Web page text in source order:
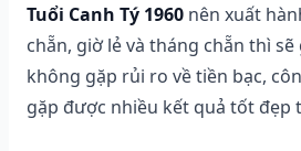
Tuổi Canh Tý 1960 nên xuất
chẵn, giờ lẻ và tháng chẵn thì
không gặp rủi ro về tiền bạc,
gặp được nhiều kết quả tốt đẹp